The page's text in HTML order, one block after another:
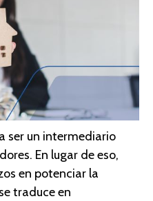
a ser un intermediario
En lugar de eso,
en potenciar la
traduce en